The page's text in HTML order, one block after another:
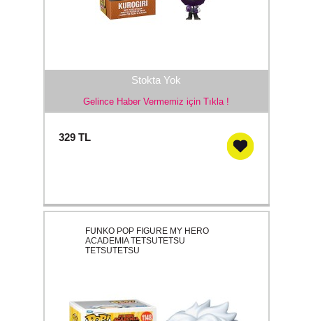
Stokta Yok
Gelince Haber Vermemiz için Tıkla !
329TL
FUNKO POP FIGURE MY HERO
ACADEMIA TETSUTETSU
TETSUTETSU